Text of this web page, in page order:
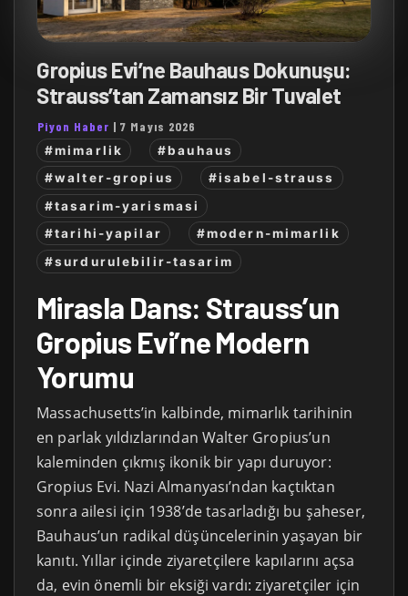
Gropius Evi’ne Bauhaus Dokunuşu:
Strauss’tan Zamansız Bir Tuvalet
Piyon Haber | 7 Mayıs 2026
#mimarlik
#bauhaus
#walter-gropius
#isabel-strauss
#tasarim-yarismasi
#tarihi-yapilar
#modern-mimarlik
#surdurulebilir-tasarim
Mirasla Dans: Strauss’un
Gropius Evi’ne Modern
Yorumu
Massachusetts’in kalbinde, mimarlık tarihinin
en parlak yıldızlarından Walter Gropius’un
kaleminden çıkmış ikonik bir yapı duruyor:
Gropius Evi. Nazi Almanyası’ndan kaçtıktan
sonra ailesi için 1938’de tasarladığı bu şaheser,
Bauhaus’un radikal düşüncelerinin yaşayan bir
kanıtı. Yıllar içinde ziyaretçilere kapılarını açsa
da, evin önemli bir eksiği vardı: ziyaretçiler için